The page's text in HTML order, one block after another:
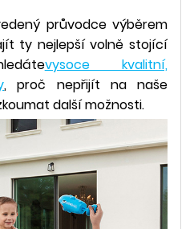
průvodce výběrem
ty nejlepší volně stojící
vysoce kvalitní,
, proč nepřijít na naše
další možnosti.